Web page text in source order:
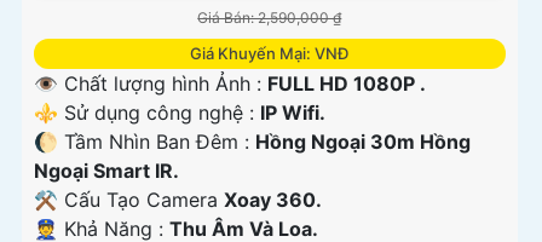
Giá Bán: 2,590,000 ₫
Giá Khuyến Mại: VNĐ
👁 Chất lượng hình Ảnh : FULL HD 1080P .
⚜️ Sử dụng công nghệ : IP Wifi.
🌔 Tầm Nhìn Ban Đêm : Hồng Ngoại 30m Hồng
Ngoại Smart IR.
⚒ Cấu Tạo Camera Xoay 360.
️👮 Khả Năng : Thu Âm Và Loa.